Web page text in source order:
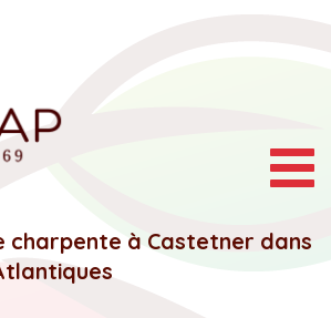
charpente à Castetner dans